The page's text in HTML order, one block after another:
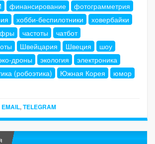
финансирование
фотограмметрия
хобби-беспилотники
ховербайки
частоты
чатбот
Швейцария Швеция
шоу
дроны экология
электроника
(робоэтика) Южная Корея
юмор
EMAIL,TELEGRAM